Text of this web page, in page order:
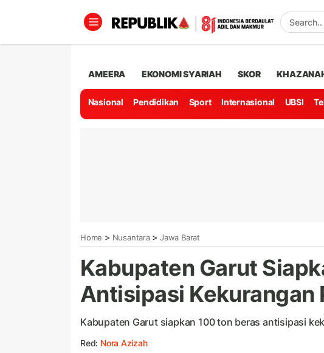
AMEERA EKONOMI SYARIAH SKOR
Nasional Pendidikan Sport Internasional UBSI
Home > Nusantara> Jawa Barat
Kabupaten Garut
Antisipasi Kekurangan
Kabupaten Garut siapkan 100 ton beras antisipasi
Red: Nora Azizah